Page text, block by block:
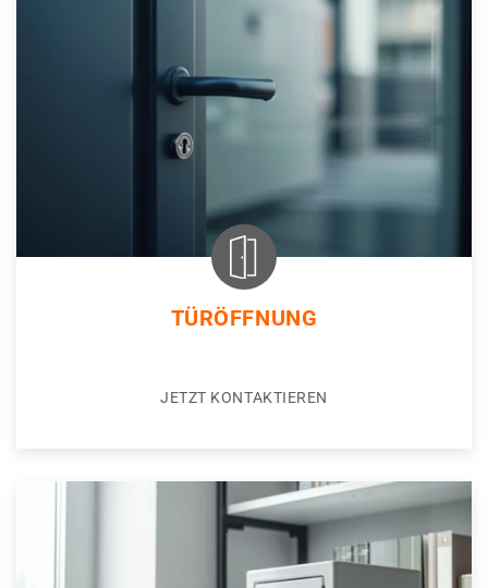
TÜRÖFFNUNG
JETZT KONTAKTIEREN